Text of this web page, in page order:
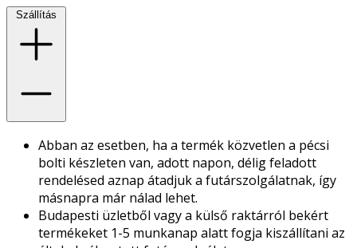
Szállítás
Abban az esetben, ha a termék közvetlen a pécsi
bolti készleten van, adott napon, délig feladott
rendelésed aznap átadjuk a futárszolgálatnak, így
másnapra már nálad lehet.
Budapesti üzletből vagy a külső raktárról bekért
termékeket 1-5 munkanap alatt fogja kiszállítani az